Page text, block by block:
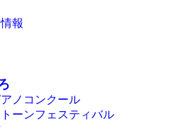
報
ノコンクール
ーンフェスティバル